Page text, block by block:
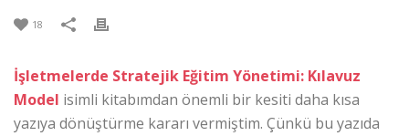
18
İşletmelerde Stratejik Eğitim Yönetimi: Kılavuz
Model isimli kitabımdan önemli bir kesiti daha kısa
yazıya dönüştürme kararı vermiştim. Çünkü bu yazıda